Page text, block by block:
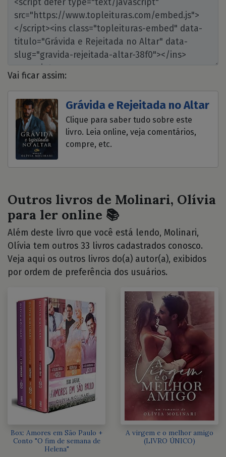
Vai ficar assim:
Grávida e Rejeitada no Altar
Clique para saber tudo sobre este
livro. Leia online, veja comentários,
compre, etc.
Outros livros de Molinari, Olívia
para ler online 📚
Além deste livro que você está lendo, Molinari,
Olívia tem outros 33 livros cadastrados conosco.
Veja aqui os outros livros do(a) autor(a), exibidos
por ordem de preferência dos usuários.
Box: Amores em São Paulo +
Conto "O fim de semana de
Helena"
A virgem e o melhor amigo
(LIVRO ÚNICO)